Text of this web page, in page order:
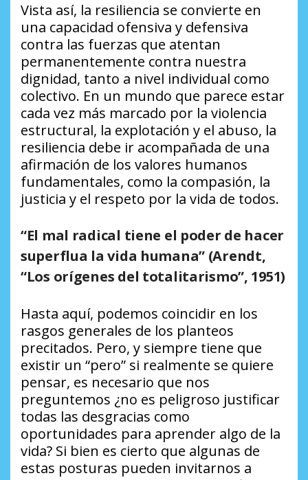
Vista así, la resiliencia se convierte en
una capacidad ofensiva y defensiva
contra las fuerzas que atentan
permanentemente contra nuestra
dignidad, tanto a nivel individual como
colectivo. En un mundo que parece estar
cada vez más marcado por la violencia
estructural, la explotación y el abuso, la
resiliencia debe ir acompañada de una
afirmación de los valores humanos
fundamentales, como la compasión, la
justicia y el respeto por la vida de todos.
“El mal radical tiene el poder de hacer
superflua la vida humana” (Arendt,
“Los orígenes del totalitarismo”, 1951)
Hasta aquí, podemos coincidir en los
rasgos generales de los planteos
precitados. Pero, y siempre tiene que
existir un “pero” si realmente se quiere
pensar, es necesario que nos
preguntemos ¿no es peligroso justificar
todas las desgracias como
oportunidades para aprender algo de la
vida? Si bien es cierto que algunas de
estas posturas pueden invitarnos a